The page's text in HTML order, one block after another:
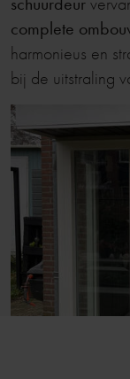
complete
harmonieus en
bij de uitstraling